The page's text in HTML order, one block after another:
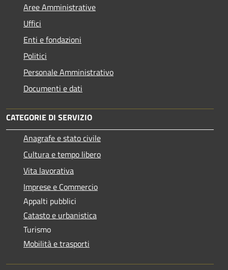
Aree Amministrative
Uffici
Enti e fondazioni
Politici
Personale Amministrativo
Documenti e dati
CATEGORIE DI SERVIZIO
Anagrafe e stato civile
Cultura e tempo libero
Vita lavorativa
Imprese e Commercio
Appalti pubblici
Catasto e urbanistica
Turismo
Mobilità e trasporti